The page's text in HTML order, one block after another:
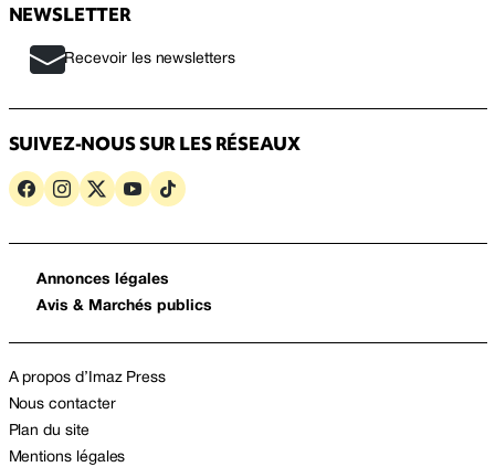
NEWSLETTER
Recevoir les newsletters
SUIVEZ-NOUS SUR LES RÉSEAUX
Annonces légales
Avis & Marchés publics
A propos d’Imaz Press
Nous contacter
Plan du site
Mentions légales